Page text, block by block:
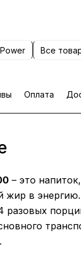
Все
Оплата
– это
жир в
разовых